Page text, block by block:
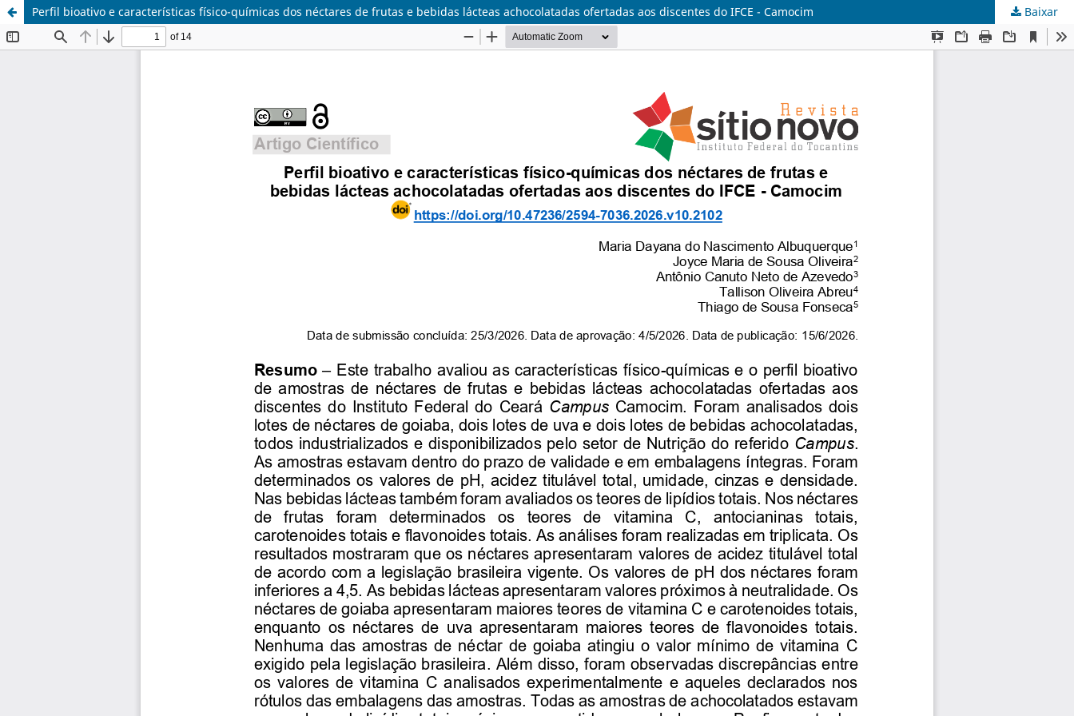
Perfil bioativo e características físico-químicas dos néctares de frutas e bebidas lácteas achocolatadas ofertadas aos discentes do IFCE - Camocim Baixar